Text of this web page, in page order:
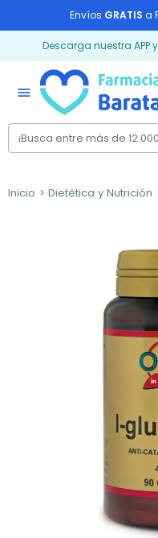
Envíos GRATIS a
Descarga nuestra APP
menu
Inicio Dietética y Nutrición